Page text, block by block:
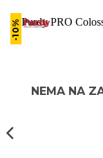
-10%
NEMA NA